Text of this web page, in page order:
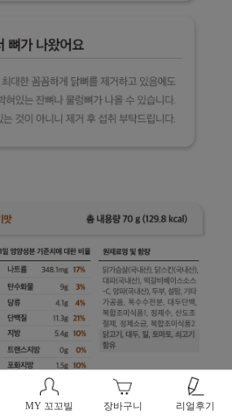
MY 꼬꼬빌 장바구니 리얼후기